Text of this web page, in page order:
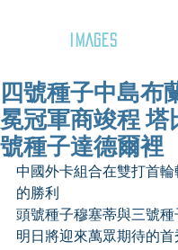
IMAGES
四號種子中島布
冕冠軍商竣程 塔
號種子達德爾裡
中國外卡組合在雙打首
的勝利
頭號種子穆塞蒂與三號
明日將迎來萬眾期待的首